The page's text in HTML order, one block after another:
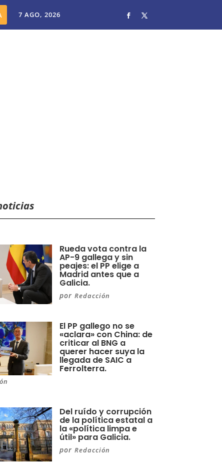
7 AGO, 2026
Rueda vota contra la
AP-9 gallega y sin
peajes: el PP elige a
Madrid antes que a
Galicia.
porRedacción
El PP gallego no se
«aclara» con China: de
criticar al BNG a
querer hacer suya la
llegada de SAIC a
Ferrolterra.
Del ruído y corrupción
de la política estatal a
la «política limpa e
útil» para Galicia.
porRedacción